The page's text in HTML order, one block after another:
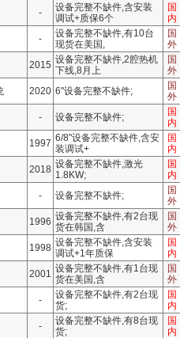
-
设备完整不缺件,含安装
调试+质保6个
国
内
-
设备完整不缺件,有10台
现货在美国,
国
外
2015 设备完整不缺件,2腔热机
下线,8月上
国
外
2020 6"设备完整不缺件;
国
外
- 设备完整不缺件;
国
内
1997 6/8"设备完整不缺件,含安
装调试+
国
内
2018 设备完整不缺件,激光
1.8KW;
国
内
- 设备完整不缺件;
国
外
1996 设备完整不缺件,有2台现
货在韩国,含
国
外
1998 设备完整不缺件,含安装
调试+1年质保
国
内
2001 设备完整不缺件,有1台现
货在美国,含
国
外
-
设备完整不缺件,有2台现
货;
国
内
-
设备完整不缺件,有8台现
货;
国
内